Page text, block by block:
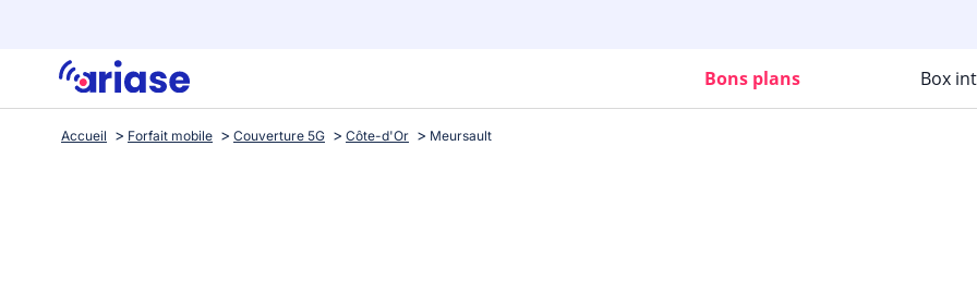
Bons plans Box
Accueil Forfait mobile Couverture 5G Côte-d'Or Meursault